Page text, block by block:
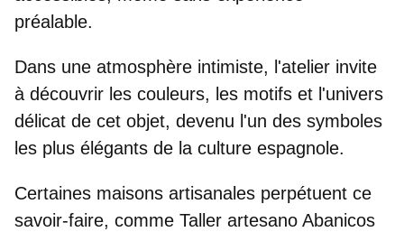
préalable.
Dans une atmosphère intimiste, l'atelier invite
à découvrir les couleurs, les motifs et l'univers
délicat de cet objet, devenu l'un des symboles
les plus élégants de la culture espagnole.
Certaines maisons artisanales perpétuent ce
savoir-faire, comme Taller artesano Abanicos